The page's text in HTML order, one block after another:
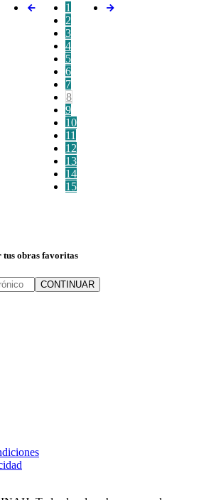
1
2
3
4
5
6
7
8
9
10
11
12
13
14
15
obras favoritas
CONTINUAR